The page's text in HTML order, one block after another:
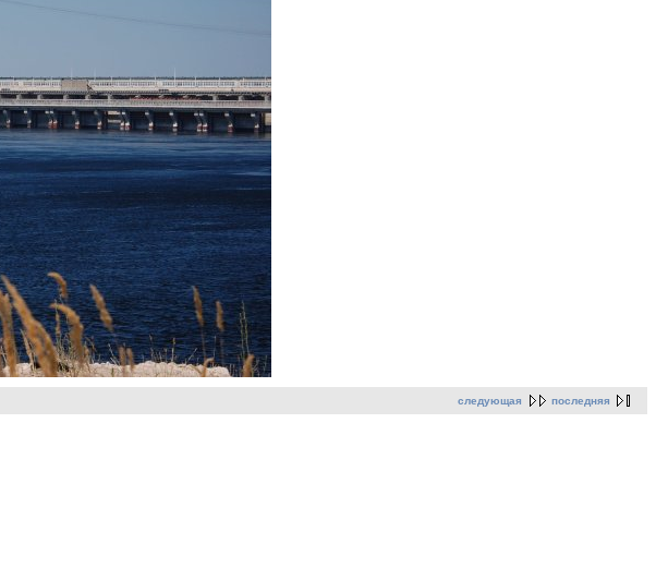
следующая последняя